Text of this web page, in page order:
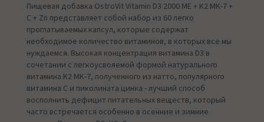
Пищевая добавка OstroVit Vitamin D3 2000 МЕ + K2 MK-7 +
C + Zn представляет собой набор из 60 легко
проглатываемых капсул, которые содержат
необходимое количество витаминов, в которых все мы
нуждаемся. Высокая концентрация витамина D3 в
сочетании с легкоусвояемой формой натурального
витамина K2 MK-7, полученного из натто, популярного
витамина C и пиколината цинка - лучший способ
восполнить дефицит питательных веществ, который
часто встречается особенно в осенние и зимние